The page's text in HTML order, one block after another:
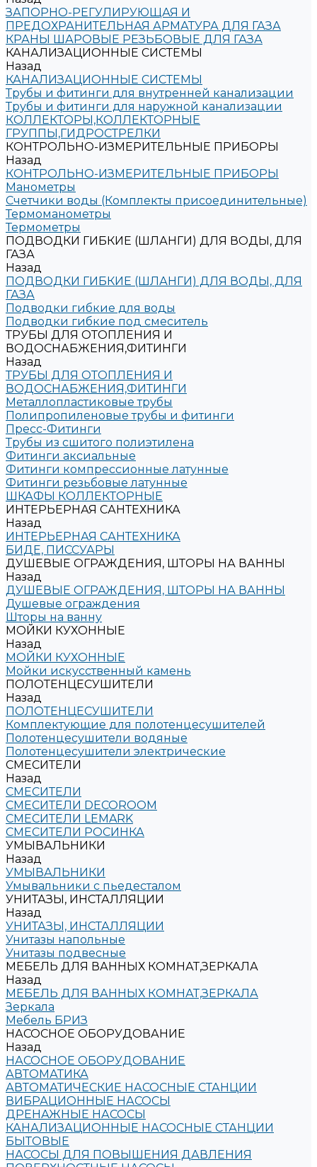
ЗАПОРНО-РЕГУЛИРУЮЩАЯ И
ПРЕДОХРАНИТЕЛЬНАЯ АРМАТУРА ДЛЯ ГАЗА
КРАНЫ ШАРОВЫЕ РЕЗЬБОВЫЕ ДЛЯ ГАЗА
КАНАЛИЗАЦИОННЫЕ СИСТЕМЫ
Назад
КАНАЛИЗАЦИОННЫЕ СИСТЕМЫ
Трубы и фитинги для внутренней канализации
Трубы и фитинги для наружной канализации
КОЛЛЕКТОРЫ,КОЛЛЕКТОРНЫЕ
ГРУППЫ,ГИДРОСТРЕЛКИ
КОНТРОЛЬНО-ИЗМЕРИТЕЛЬНЫЕ ПРИБОРЫ
Назад
КОНТРОЛЬНО-ИЗМЕРИТЕЛЬНЫЕ ПРИБОРЫ
Манометры
Счетчики воды (Комплекты присоединительные)
Термоманометры
Термометры
ПОДВОДКИ ГИБКИЕ (ШЛАНГИ) ДЛЯ ВОДЫ, ДЛЯ
ГАЗА
Назад
ПОДВОДКИ ГИБКИЕ (ШЛАНГИ) ДЛЯ ВОДЫ, ДЛЯ
ГАЗА
Подводки гибкие для воды
Подводки гибкие под смеситель
ТРУБЫ ДЛЯ ОТОПЛЕНИЯ И
ВОДОСНАБЖЕНИЯ,ФИТИНГИ
Назад
ТРУБЫ ДЛЯ ОТОПЛЕНИЯ И
ВОДОСНАБЖЕНИЯ,ФИТИНГИ
Металлопластиковые трубы
Полипропиленовые трубы и фитинги
Пресс-Фитинги
Трубы из сшитого полиэтилена
Фитинги аксиальные
Фитинги компрессионные латунные
Фитинги резьбовые латунные
ШКАФЫ КОЛЛЕКТОРНЫЕ
ИНТЕРЬЕРНАЯ САНТЕХНИКА
Назад
ИНТЕРЬЕРНАЯ САНТЕХНИКА
БИДЕ, ПИССУАРЫ
ДУШЕВЫЕ ОГРАЖДЕНИЯ, ШТОРЫ НА ВАННЫ
Назад
ДУШЕВЫЕ ОГРАЖДЕНИЯ, ШТОРЫ НА ВАННЫ
Душевые ограждения
Шторы на ванну
МОЙКИ КУХОННЫЕ
Назад
МОЙКИ КУХОННЫЕ
Мойки искусственный камень
ПОЛОТЕНЦЕСУШИТЕЛИ
Назад
ПОЛОТЕНЦЕСУШИТЕЛИ
Комплектующие для полотенцесушителей
Полотенцесушители водяные
Полотенцесушители электрические
СМЕСИТЕЛИ
Назад
СМЕСИТЕЛИ
СМЕСИТЕЛИ DECOROOM
СМЕСИТЕЛИ LEMARK
СМЕСИТЕЛИ РОСИНКА
УМЫВАЛЬНИКИ
Назад
УМЫВАЛЬНИКИ
Умывальники с пьедесталом
УНИТАЗЫ, ИНСТАЛЛЯЦИИ
Назад
УНИТАЗЫ, ИНСТАЛЛЯЦИИ
Унитазы напольные
Унитазы подвесные
МЕБЕЛЬ ДЛЯ ВАННЫХ КОМНАТ,ЗЕРКАЛА
Назад
МЕБЕЛЬ ДЛЯ ВАННЫХ КОМНАТ,ЗЕРКАЛА
Зеркала
Мебель БРИЗ
НАСОСНОЕ ОБОРУДОВАНИЕ
Назад
НАСОСНОЕ ОБОРУДОВАНИЕ
АВТОМАТИКА
АВТОМАТИЧЕСКИЕ НАСОСНЫЕ СТАНЦИИ
ВИБРАЦИОННЫЕ НАСОСЫ
ДРЕНАЖНЫЕ НАСОСЫ
КАНАЛИЗАЦИОННЫЕ НАСОСНЫЕ СТАНЦИИ
БЫТОВЫЕ
НАСОСЫ ДЛЯ ПОВЫШЕНИЯ ДАВЛЕНИЯ